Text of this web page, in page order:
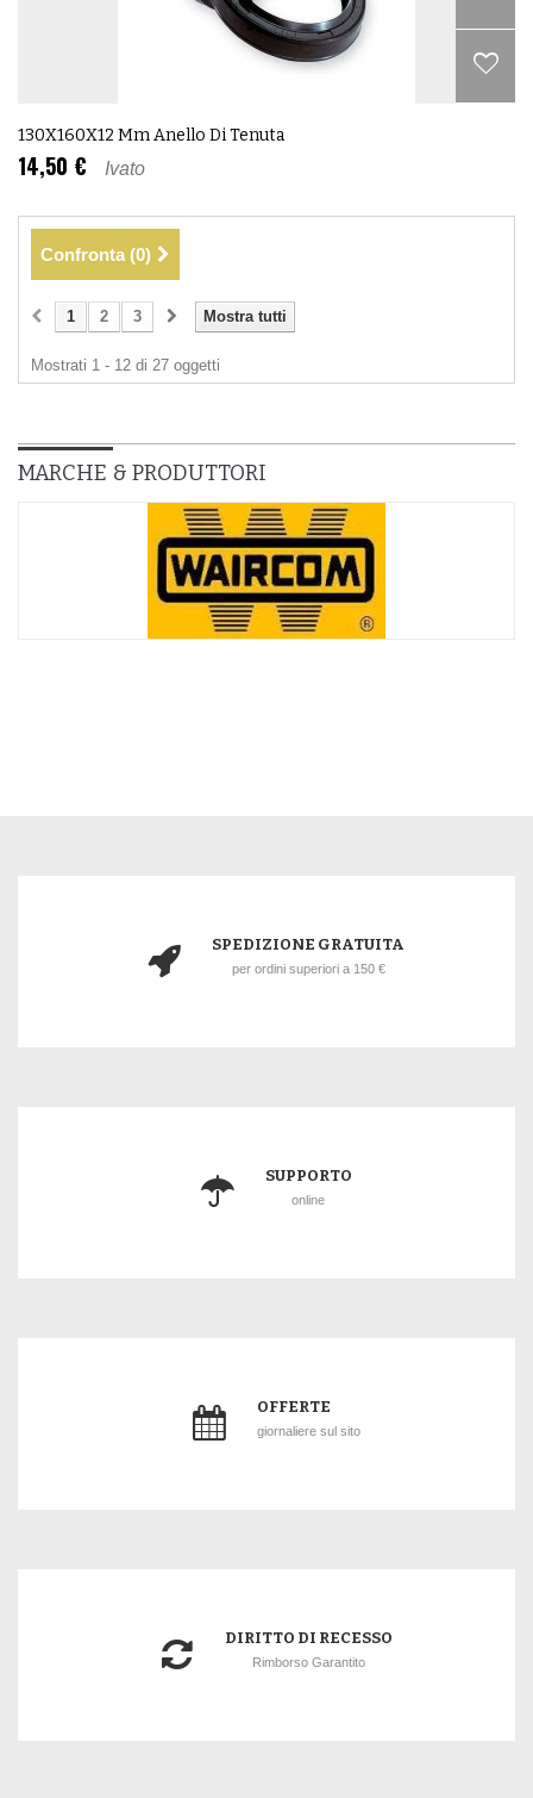
130X160X12 Mm Anello Di Tenuta
14,50 € Ivato
Confronta (0)
Mostra tutti
1 2 3
Mostrati 1 - 12 di 27 oggetti
MARCHE & PRODUTTORI
SPEDIZIONE GRATUITA
per ordini superiori a 150 €
SUPPORTO
online
OFFERTE
giornaliere sul sito
DIRITTO DI RECESSO
Rimborso Garantito